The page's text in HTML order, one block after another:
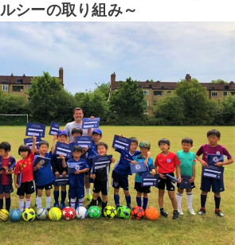
シーの取り組み～